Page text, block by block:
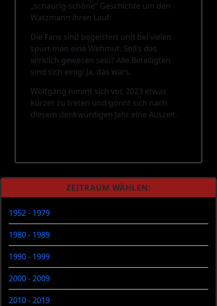
„schaurig-schöne“ Geschichte um den
Watzmann ihren Lauf.
Die Fans sind begeistert und bei vielen
spürt man eine Wehmut. Soll’s das
wirklich gewesen sein? Alle Beteiligten
sind sich einig: Ja, das wars.
Wolfgang nimmt sich vor, 2023 etwas
kürzer zu treten und gönnt sich nach
diesem denkwürdigen Jahr eine Auszeit.
ZEITRAUM WÄHLEN:
1952 - 1979
1980 - 1989
1990 - 1999
2000 - 2009
2010 - 2019